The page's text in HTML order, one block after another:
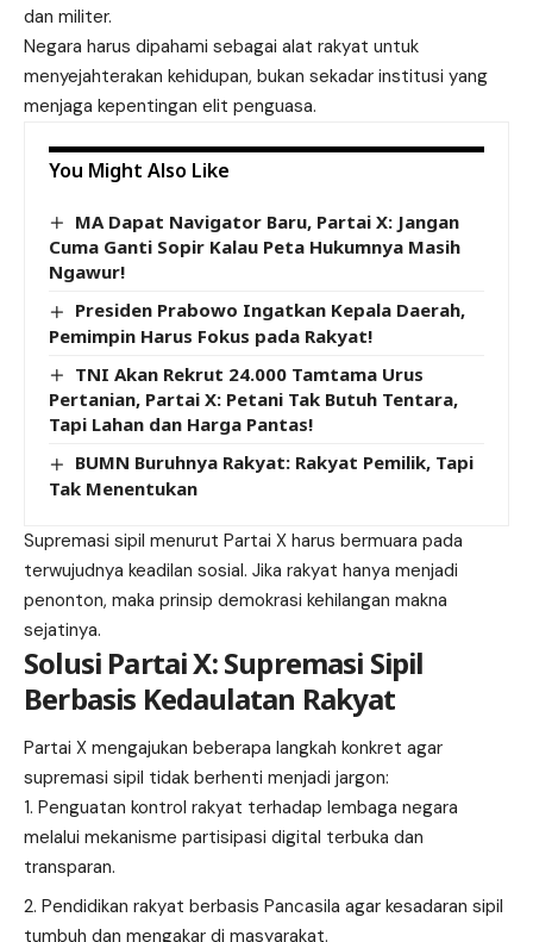
dan militer.
Negara harus dipahami sebagai alat rakyat untuk
menyejahterakan kehidupan, bukan sekadar institusi yang
menjaga kepentingan elit penguasa.
You Might Also Like
MA Dapat Navigator Baru, Partai X: Jangan
Cuma Ganti Sopir Kalau Peta Hukumnya Masih
Ngawur!
Presiden Prabowo Ingatkan Kepala Daerah,
Pemimpin Harus Fokus pada Rakyat!
TNI Akan Rekrut 24.000 Tamtama Urus
Pertanian, Partai X: Petani Tak Butuh Tentara,
Tapi Lahan dan Harga Pantas!
BUMN Buruhnya Rakyat: Rakyat Pemilik, Tapi
Tak Menentukan
Supremasi sipil menurut Partai X harus bermuara pada
terwujudnya keadilan sosial. Jika rakyat hanya menjadi
penonton, maka prinsip demokrasi kehilangan makna
sejatinya.
Solusi Partai X: Supremasi Sipil
Berbasis Kedaulatan Rakyat
Partai X mengajukan beberapa langkah konkret agar
supremasi sipil tidak berhenti menjadi jargon:
Penguatan kontrol rakyat terhadap lembaga negara
melalui mekanisme partisipasi digital terbuka dan
transparan.
Pendidikan rakyat berbasis Pancasila agar kesadaran sipil
tumbuh dan mengakar di masyarakat.